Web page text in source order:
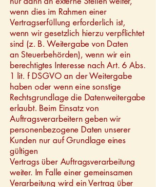
wenn dies im Rahmen einer
Vertragserfüllung erforderlich ist,
wenn wir gesetzlich hierzu verpflichtet
sind (z. B. Weitergabe von Daten
an Steuerbehörden), wenn wir ein
berechtigtes Interesse nach Art. 6 Abs.
1 lit. f DSGVO an der Weitergabe
haben oder wenn eine sonstige
Rechtsgrundlage die Datenweitergabe
erlaubt. Beim Einsatz von
Auftragsverarbeitern geben wir
personenbezogene Daten unserer
Kunden nur auf Grundlage eines
gültigen
Vertrags über Auftragsverarbeitung
weiter. Im Falle einer gemeinsamen
Verarbeitung wird ein Vertrag über